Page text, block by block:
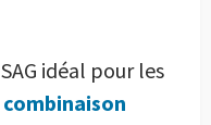
idéal pour les
combinaison